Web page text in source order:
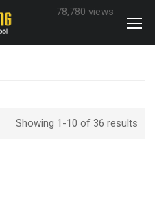
78,780 views
Showing 1-10 of 36 results